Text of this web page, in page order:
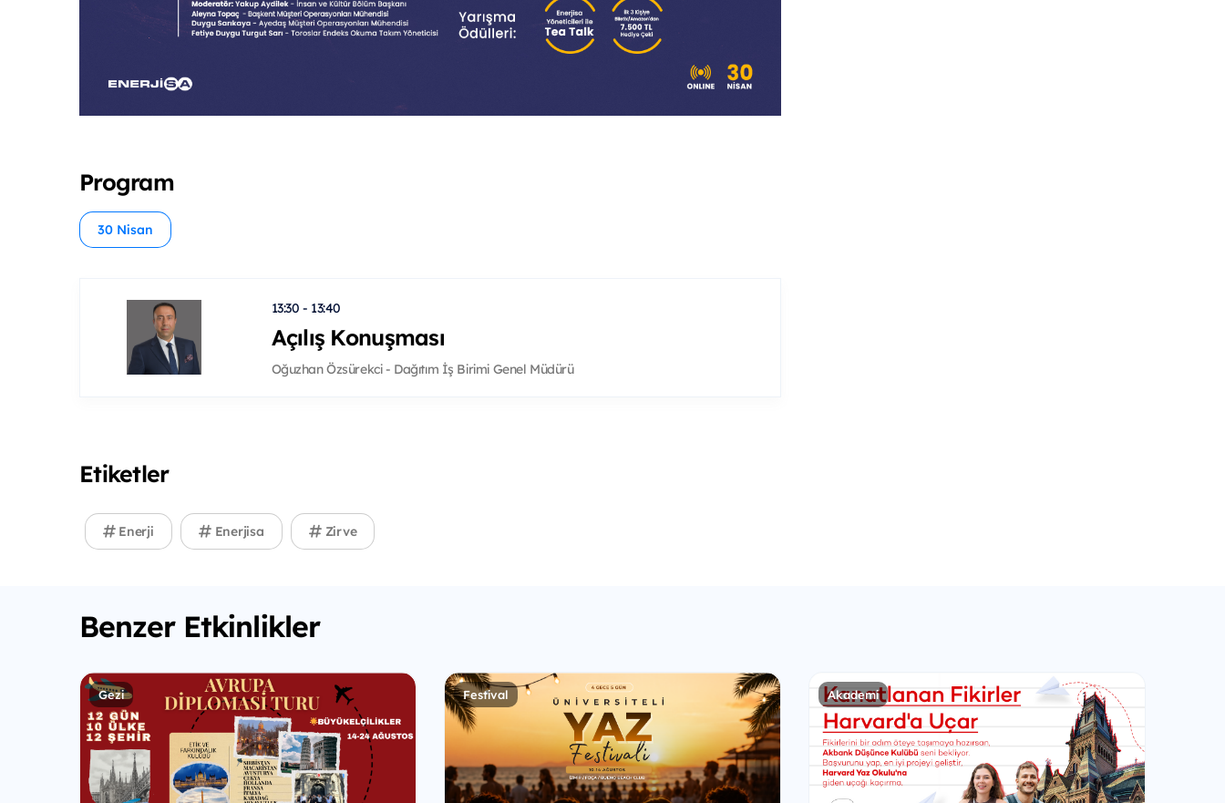
Program
30 Nisan
13:30 - 13:40
Açılış Konuşması
Oğuzhan Özsürekci - Dağıtım İş Birimi Genel Müdürü
Etiketler
Enerji Enerjisa Zirve
Benzer Etkinlikler
Gezi Festival Akademi